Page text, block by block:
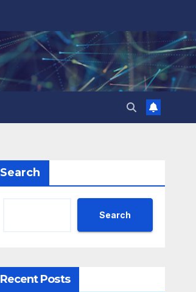
Search
Search
Recent Posts